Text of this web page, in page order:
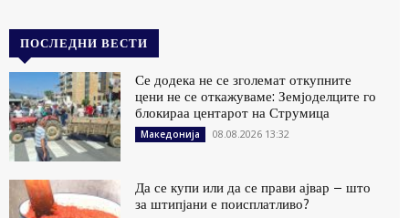
ПОСЛЕДНИ ВЕСТИ
Се додека не се зголемат откупните
цени не се откажуваме: Земјоделците го
блокираа центарот на Струмица
Македонија 08.08.2026 13:32
Да се купи или да се прави ајвар – што
за штипјани е поисплатливо?